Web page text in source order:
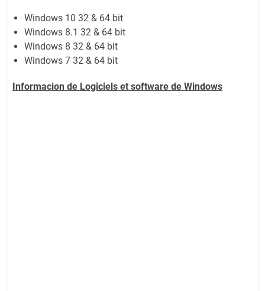
Windows 10 32 & 64 bit
Windows 8.1 32 & 64 bit
Windows 8 32 & 64 bit
Windows 7 32 & 64 bit
Informacion de Logiciels et software de Windows